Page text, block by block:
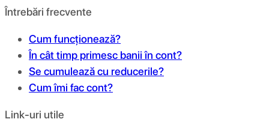
Întrebări frecvente
Cum funcționează?
În cât timp primesc banii în cont?
Se cumulează cu reducerile?
Cum îmi fac cont?
Link-uri utile